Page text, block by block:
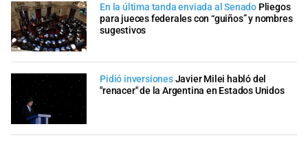
En la última tanda enviada al Senado Pliegos
para jueces federales con “guiños” y nombres
sugestivos
Pidió inversionesJavier Milei habló del
"renacer" de la Argentina en Estados Unidos